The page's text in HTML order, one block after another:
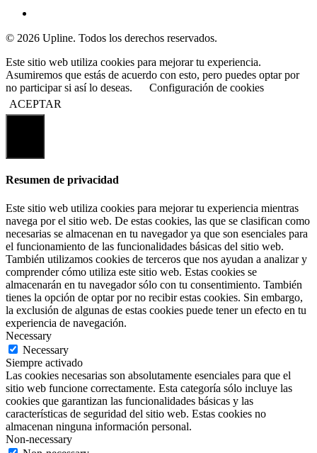
© 2026 Upline. Todos los derechos reservados.
Este sitio web utiliza cookies para mejorar tu experiencia.
Asumiremos que estás de acuerdo con esto, pero puedes optar por
no participar si así lo deseas.
Configuración de cookies
ACEPTAR
Resumen de privacidad
Este sitio web utiliza cookies para mejorar tu experiencia mientras
navega por el sitio web. De estas cookies, las que se clasifican como
necesarias se almacenan en tu navegador ya que son esenciales para
el funcionamiento de las funcionalidades básicas del sitio web.
También utilizamos cookies de terceros que nos ayudan a analizar y
comprender cómo utiliza este sitio web. Estas cookies se
almacenarán en tu navegador sólo con tu consentimiento. También
tienes la opción de optar por no recibir estas cookies. Sin embargo,
la exclusión de algunas de estas cookies puede tener un efecto en tu
experiencia de navegación.
Necessary
Necessary
Siempre activado
Las cookies necesarias son absolutamente esenciales para que el
sitio web funcione correctamente. Esta categoría sólo incluye las
cookies que garantizan las funcionalidades básicas y las
características de seguridad del sitio web. Estas cookies no
almacenan ninguna información personal.
Non-necessary